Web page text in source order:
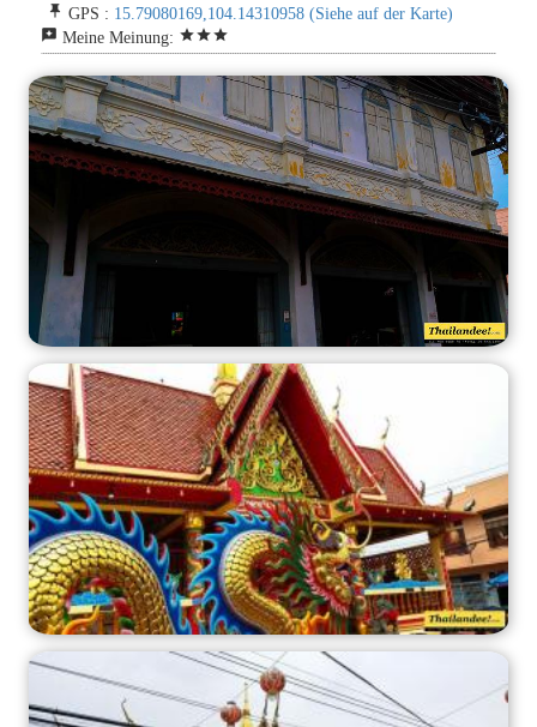
push_pin GPS : 15.79080169,104.14310958 (Siehe auf der Karte)
reviews Meine Meinung: starstarstar